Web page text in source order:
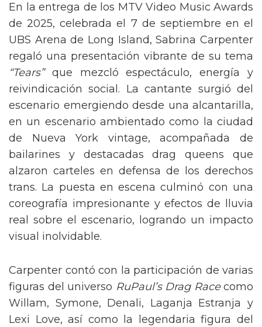
En la entrega de los MTV Video Music Awards
de 2025, celebrada el 7 de septiembre en el
UBS Arena de Long Island, Sabrina Carpenter
regaló una presentación vibrante de su tema
“Tears”que mezcló espectáculo, energía y
reivindicación social. La cantante surgió del
escenario emergiendo desde una alcantarilla,
en un escenario ambientado como la ciudad
de Nueva York vintage, acompañada de
bailarines y destacadas drag queens que
alzaron carteles en defensa de los derechos
trans. La puesta en escena culminó con una
coreografía impresionante y efectos de lluvia
real sobre el escenario, logrando un impacto
visual inolvidable.
Carpenter contó con la participación de varias
figuras del universo RuPaul’s Drag Racecomo
Willam, Symone, Denali, Laganja Estranja y
Lexi Love, así como la legendaria figura del